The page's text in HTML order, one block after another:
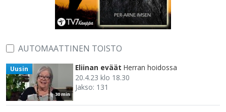
AUTOMAATTINEN TOISTO
30 min
Uusin Eliinan eväät Herran hoidossa
20.4.23 klo 18.30
Jakso: 131